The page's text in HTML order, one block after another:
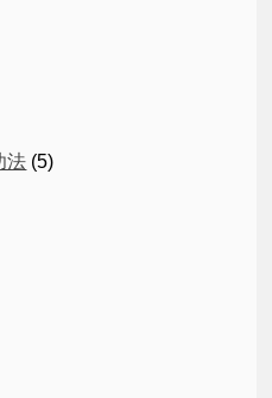
法 (5)